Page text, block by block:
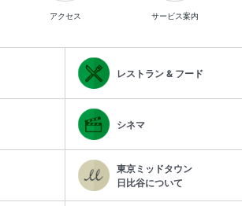
アクセス サービス案内
レストラン & フード
シネマ
東京ミッドタウン
日比谷について